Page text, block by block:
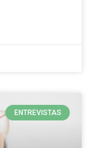
ENTREVISTAS